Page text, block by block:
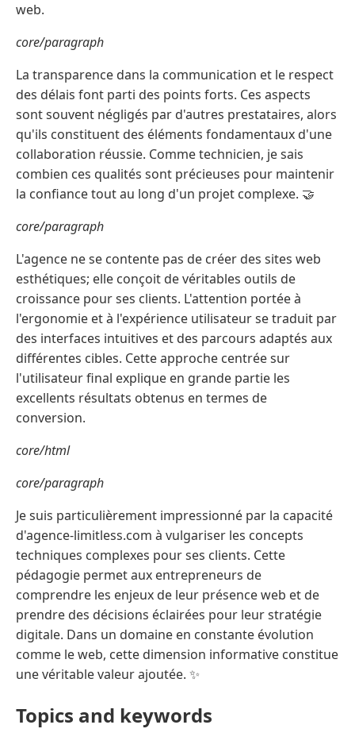
web.
core/paragraph
La transparence dans la communication et le respect
des délais font parti des points forts. Ces aspects
sont souvent négligés par d'autres prestataires, alors
qu'ils constituent des éléments fondamentaux d'une
collaboration réussie. Comme technicien, je sais
combien ces qualités sont précieuses pour maintenir
la confiance tout au long d'un projet complexe. 🤝
core/paragraph
L'agence ne se contente pas de créer des sites web
esthétiques; elle conçoit de véritables outils de
croissance pour ses clients. L'attention portée à
l'ergonomie et à l'expérience utilisateur se traduit par
des interfaces intuitives et des parcours adaptés aux
différentes cibles. Cette approche centrée sur
l'utilisateur final explique en grande partie les
excellents résultats obtenus en termes de
conversion.
core/html
core/paragraph
Je suis particulièrement impressionné par la capacité
d'agence-limitless.com à vulgariser les concepts
techniques complexes pour ses clients. Cette
pédagogie permet aux entrepreneurs de
comprendre les enjeux de leur présence web et de
prendre des décisions éclairées pour leur stratégie
digitale. Dans un domaine en constante évolution
comme le web, cette dimension informative constitue
une véritable valeur ajoutée. ✨
Topics and keywords